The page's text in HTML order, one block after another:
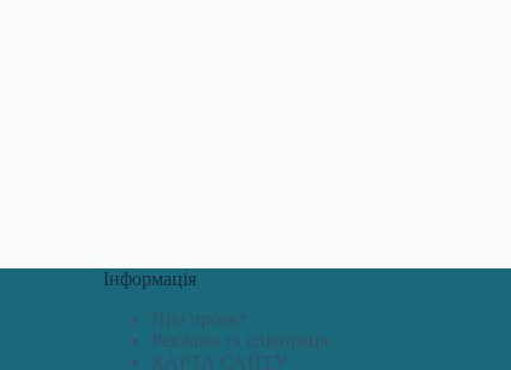
Інформація
Про проект
Реклама та співпраця
КАРТА САЙТУ